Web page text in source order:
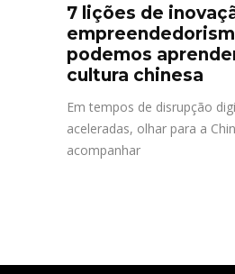
7 lições de
podemos
cultura chinesa
Em tempos de disrupção
aceleradas, olhar para a
acompanhar